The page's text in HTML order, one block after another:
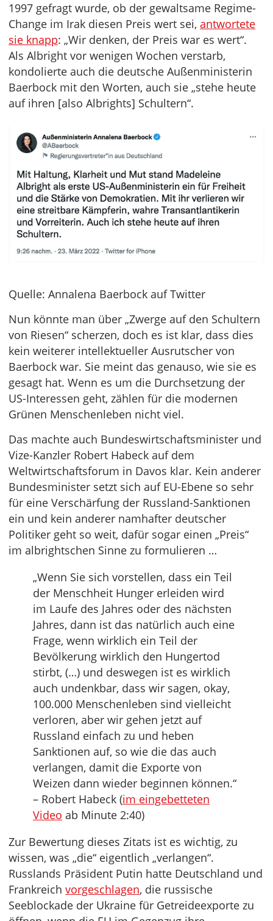
1997 gefragt wurde, ob der gewaltsame Regime-
Change im Irak diesen Preis wert sei, antwortete
sie knapp: „Wir denken, der Preis war es wert“.
Als Albright vor wenigen Wochen verstarb,
kondolierte auch die deutsche Außenministerin
Baerbock mit den Worten, auch sie „stehe heute
auf ihren [also Albrights] Schultern“.
Quelle: Annalena Baerbock auf Twitter
Nun könnte man über „Zwerge auf den Schultern
von Riesen“ scherzen, doch es ist klar, dass dies
kein weiterer intellektueller Ausrutscher von
Baerbock war. Sie meint das genauso, wie sie es
gesagt hat. Wenn es um die Durchsetzung der
US-Interessen geht, zählen für die modernen
Grünen Menschenleben nicht viel.
Das machte auch Bundeswirtschaftsminister und
Vize-Kanzler Robert Habeck auf dem
Weltwirtschaftsforum in Davos klar. Kein anderer
Bundesminister setzt sich auf EU-Ebene so sehr
für eine Verschärfung der Russland-Sanktionen
ein und kein anderer namhafter deutscher
Politiker geht so weit, dafür sogar einen „Preis“
im albrightschen Sinne zu formulieren …
„Wenn Sie sich vorstellen, dass ein Teil
der Menschheit Hunger erleiden wird
im Laufe des Jahres oder des nächsten
Jahres, dann ist das natürlich auch eine
Frage, wenn wirklich ein Teil der
Bevölkerung wirklich den Hungertod
stirbt, (…) und deswegen ist es wirklich
auch undenkbar, dass wir sagen, okay,
100.000 Menschenleben sind vielleicht
verloren, aber wir gehen jetzt auf
Russland einfach zu und heben
Sanktionen auf, so wie die das auch
verlangen, damit die Exporte von
Weizen dann wieder beginnen können.“
– Robert Habeck (im eingebetteten
Video ab Minute 2:40)
Zur Bewertung dieses Zitats ist es wichtig, zu
wissen, was „die“ eigentlich „verlangen“.
Russlands Präsident Putin hatte Deutschland und
Frankreich vorgeschlagen, die russische
Seeblockade der Ukraine für Getreideexporte zu